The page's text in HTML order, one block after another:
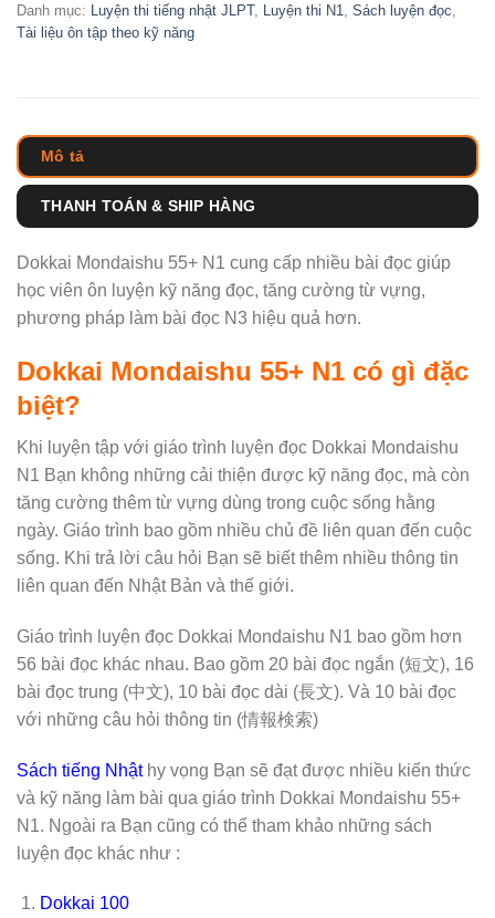
Danh mục: Luyện thi tiếng nhật JLPT, Luyện thi N1 Sách luyện đọc
Tài liệu ôn tập theo kỹ năng
Mô tả
THANH TOÁN & SHIP HÀNG
Dokkai Mondaishu 55+ N1 cung cấp nhiều bài đọc giúp
học viên ôn luyện kỹ năng đọc, tăng cường từ vựng,
phương pháp làm bài đọc N3 hiệu quả hơn.
Dokkai Mondaishu 55+ N1 có gì đặc
biệt?
Khi luyện tập với giáo trình luyện đọc Dokkai Mondaishu
N1 Bạn không những cải thiện được kỹ năng đọc, mà còn
tăng cường thêm từ vựng dùng trong cuộc sống hằng
ngày. Giáo trình bao gồm nhiều chủ đề liên quan đến cuộc
sống. Khi trả lời câu hỏi Bạn sẽ biết thêm nhiều thông tin
liên quan đến Nhật Bản và thế giới.
Giáo trình luyện đọc Dokkai Mondaishu N1 bao gồm hơn
56 bài đọc khác nhau. Bao gồm 20 bài đọc ngắn (短文), 16
bài đọc trung (中文), 10 bài đọc dài (長文). Và 10 bài đọc
với những câu hỏi thông tin (情報検索)
Sách tiếng Nhậthy vọng Bạn sẽ đạt được nhiều kiến thức
và kỹ năng làm bài qua giáo trình Dokkai Mondaishu 55+
N1. Ngoài ra Bạn cũng có thể tham khảo những sách
luyện đọc khác như :
Dokkai 100